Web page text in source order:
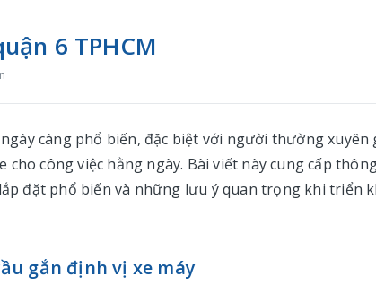
6 TPHCM
càng phổ biến, đặc biệt với người thường xuyên
công việc hằng ngày. Bài viết này cung cấp
đặt phổ biến và những lưu ý quan trọng khi triển
gắn định vị xe máy